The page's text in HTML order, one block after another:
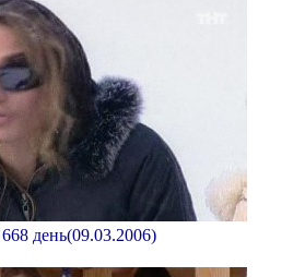
день(09.03.2006)